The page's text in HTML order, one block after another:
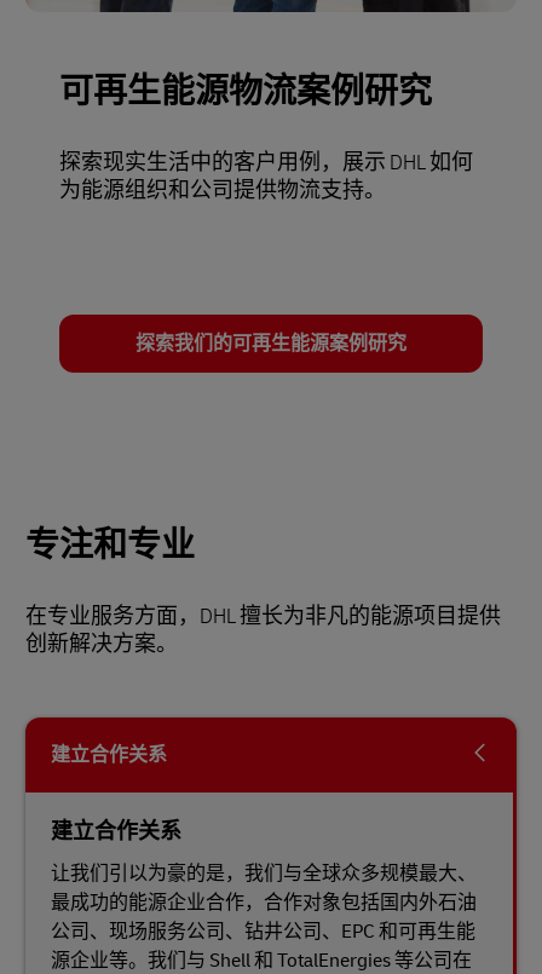
可再生能源物流案例研究
探索现实生活中的客户用例，展示 DHL 如何
为能源组织和公司提供物流支持。
探索我们的可再生能源案例研究
专注和专业
在专业服务方面，DHL 擅长为非凡的能源项目提供
创新解决方案。
建立合作关系
建立合作关系
让我们引以为豪的是，我们与全球众多规模最大、
最成功的能源企业合作，合作对象包括国内外石油
公司、现场服务公司、钻井公司、EPC 和可再生能
源企业等。我们与 Shell 和 TotalEnergies 等公司在